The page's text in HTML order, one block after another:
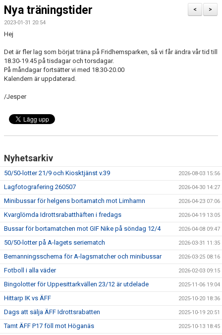
DOKUMENT
KONTAKT
>
<
Nya träningstider
2023-01-31 20:54
Hej
Det är fler lag som börjat träna på Fridhemsparken, så vi får ändra vår tid till
18.30-19.45 på tisdagar och torsdagar.
På måndagar fortsätter vi med 18.30-20.00
Kalendern är uppdaterad.
/Jesper
Nyhetsarkiv
50/50-lotter 21/9 och Kiosktjänst v.39 2026-08-03 15:56
Lagfotografering 260507 2026-04-30 14:27
Minibussar för helgens bortamatch mot Limhamn 2026-04-23 07:06
Kvarglömda Idrottsrabatthäften i fredags 2026-04-19 13:05
Bussar för bortamatchen mot GIF Nike på söndag 12/4 2026-04-08 09:47
50/50-lotter på A-lagets seriematch 2026-03-31 11:35
Bemanningsschema för A-lagsmatcher och minibussar 2026-03-25 08:16
Fotboll i alla väder 2026-02-03 09:15
Bingolotter för Uppesittarkvällen 23/12 är utdelade 2025-11-06 19:04
Hittarp IK vs ÄFF 2025-10-20 18:36
Dags att sälja ÄFF Idrottsrabatten 2025-10-19 20:51
Tamt ÄFF P17 föll mot Höganäs 2025-10-13 18:45